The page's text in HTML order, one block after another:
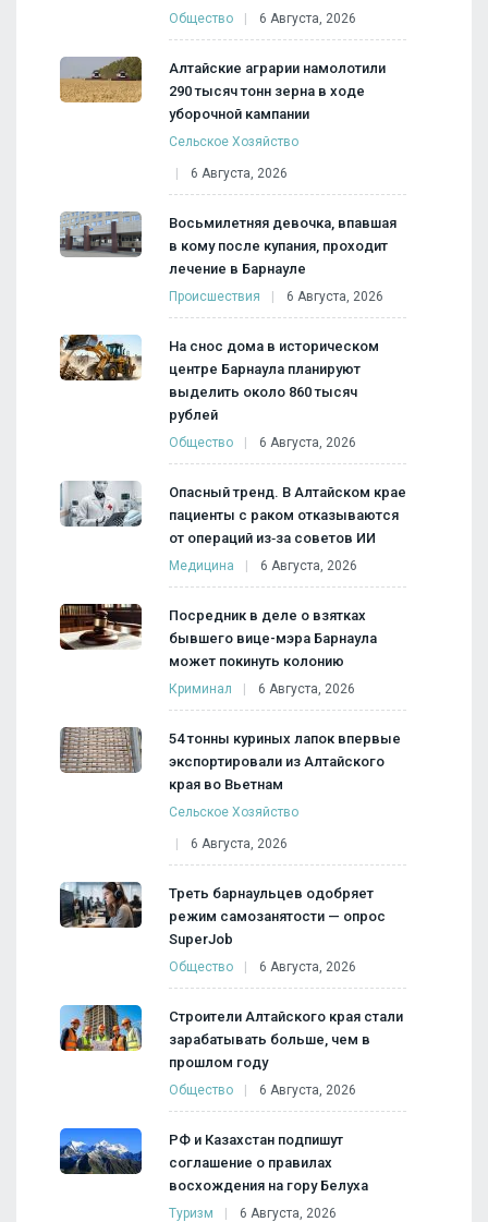
Общество 6 Августа, 2026
Алтайские аграрии намолотили
290 тысяч тонн зерна в ходе
уборочной кампании
Сельское Хозяйство
6 Августа, 2026
Восьмилетняя девочка, впавшая
в кому после купания, проходит
лечение в Барнауле
Происшествия 6 Августа, 2026
На снос дома в историческом
центре Барнаула планируют
выделить около 860 тысяч
рублей
Общество 6 Августа, 2026
Опасный тренд. В Алтайском крае
пациенты с раком отказываются
от операций из‑за советов ИИ
Медицина 6 Августа, 2026
Посредник в деле о взятках
бывшего вице-мэра Барнаула
может покинуть колонию
Криминал 6 Августа, 2026
54 тонны куриных лапок впервые
экспортировали из Алтайского
края во Вьетнам
Сельское Хозяйство
6 Августа, 2026
Треть барнаульцев одобряет
режим самозанятости — опрос
SuperJob
Общество 6 Августа, 2026
Строители Алтайского края стали
зарабатывать больше, чем в
прошлом году
Общество 6 Августа, 2026
РФ и Казахстан подпишут
соглашение о правилах
восхождения на гору Белуха
Туризм 6 Августа, 2026